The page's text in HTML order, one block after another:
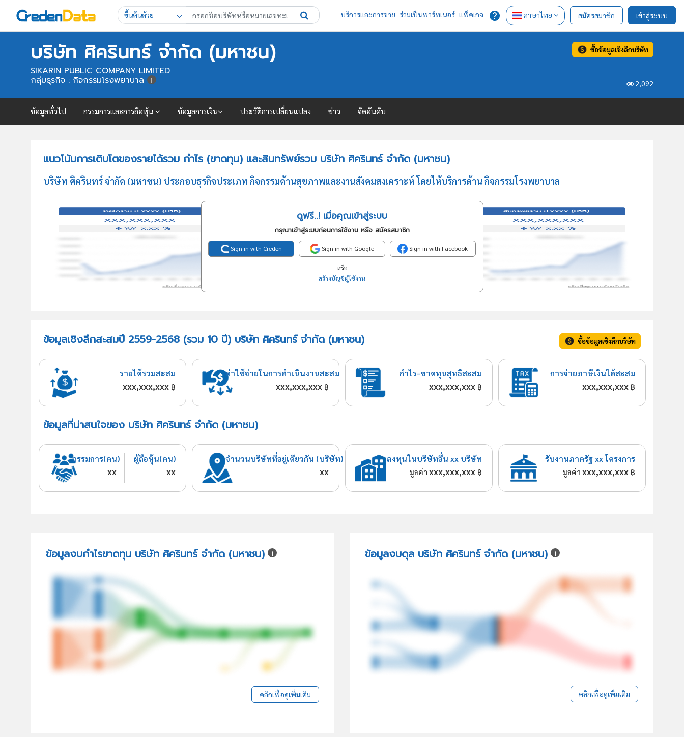
ขึ้นต้นด้วย บริการและการขาย ร่วมเป็นพาร์ทเนอร์ แพ็คเกจ ภาษาไทย สมัครสมาชิก เข้าสู่ระบบ
บริษัท ศิครินทร์ จำกัด (มหาชน) ซื้อข้อมูลเชิงลึกบริษัท
SIKARIN PUBLIC COMPANY LIMITED
2,092
กลุ่มธุรกิจ : กิจกรรมโรงพยาบาล
ข้อมูลทั่วไป กรรมการและการถือหุ้น ข้อมูลการเงิน ประวัติการเปลี่ยนแปลง ข่าว จัดอันดับ
แนวโน้มการเติบโตของรายได้รวม กำไร (ขาดทุน) และสินทรัพย์รวม บริษัท ศิครินทร์ จำกัด (มหาชน)
บริษัท ศิครินทร์ จำกัด (มหาชน) ประกอบธุรกิจประเภท กิจกรรมด้านสุขภาพและงานสังคมสงเคราะห์ โดยให้บริการด้าน กิจกรรมโรงพยาบาล
ดูฟรี..! เมื่อคุณเข้าสู่ระบบ
กรุณาเข้าสู่ระบบก่อนการใช้งาน หรือ สมัครสมาชิก
Sign in with Creden Sign in with Google Sign in with Facebook
หรือ
สร้างบัญชีผู้ใช้งาน
ข้อมูลเชิงลึกสะสมปี 2559-2568 (รวม 10 ปี) บริษัท ศิครินทร์ จำกัด (มหาชน) ซื้อข้อมูลเชิงลึกบริษัท
รายได้รวมสะสม
xxx,xxx,xxx ฿
ค่าใช้จ่ายในการดำเนินงานสะสม
xxx,xxx,xxx ฿
กำไร-ขาดทุนสุทธิสะสม
xxx,xxx,xxx ฿
การจ่ายภาษีเงินได้สะสม
xxx,xxx,xxx ฿
ข้อมูลที่น่าสนใจของ บริษัท ศิครินทร์ จำกัด (มหาชน)
กรรมการ(คน)
xx
ผู้ถือหุ้น(คน)
xx
จำนวนบริษัทที่อยู่เดียวกัน (บริษัท)
xx
ลงทุนในบริษัทอื่น xx บริษัท
มูลค่าxxx,xxx,xxx ฿
รับงานภาครัฐ xx โครงการ
มูลค่าxxx,xxx,xxx ฿
ข้อมูลงบกำไรขาดทุน บริษัท ศิครินทร์ จำกัด (มหาชน)
คลิกเพื่อดูเพิ่มเติม
ข้อมูลงบดุล บริษัท ศิครินทร์ จำกัด (มหาชน)
คลิกเพื่อดูเพิ่มเติม